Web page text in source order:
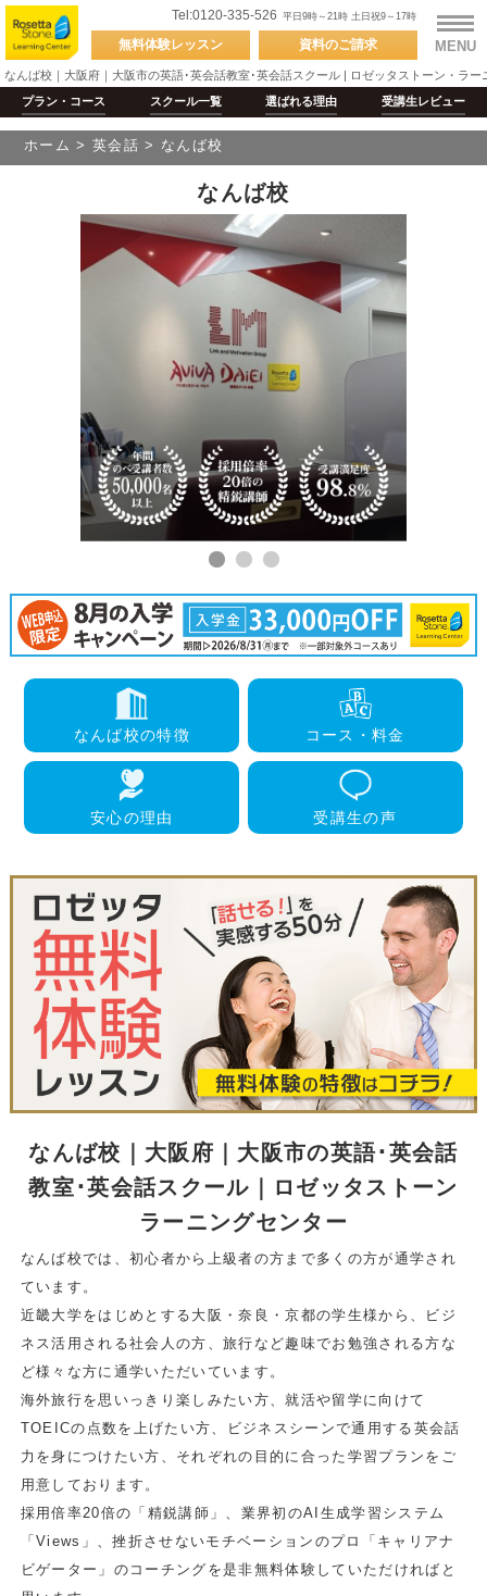
なんば校｜大阪府｜大阪市の英語･英会話教室･英会話スクール | ロゼッタストーン・ラー
Tel:0120-335-526 平日9時～21時 土日祝9～17時
無料体験レッスン 資料のご請求
プラン・コース スクール一覧 選ばれる理由 受講生レビュー
MENU
ホーム > 英会話 > なんば校
なんば校
なんば校の特徴 コース・料金
安心の理由 受講生の声
なんば校｜大阪府｜大阪市の英語･英会話
教室･英会話スクール｜ロゼッタストーン
ラーニングセンター
なんば校では、初心者から上級者の方まで多くの方が通学され
ています。
近畿大学をはじめとする大阪・奈良・京都の学生様から、ビジ
ネス活用される社会人の方、旅行など趣味でお勉強される方な
ど様々な方に通学いただいています。
海外旅行を思いっきり楽しみたい方、就活や留学に向けて
TOEICの点数を上げたい方、ビジネスシーンで通用する英会話
力を身につけたい方、それぞれの目的に合った学習プランをご
用意しております。
採用倍率20倍の「精鋭講師」、業界初のAI生成学習システム
「Views」、挫折させないモチベーションのプロ「キャリアナ
ビゲーター」のコーチングを是非無料体験していただければと